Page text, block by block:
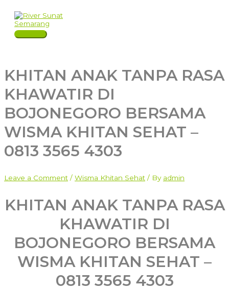
content
Main
KHITAN ANAK TANPA RASA
KHAWATIR DI
BOJONEGORO BERSAMA
WISMA KHITAN SEHAT –
0813 3565 4303
Leave a Comment / Wisma Khitan Sehat / By admin
KHITAN ANAK TANPA RASA
KHAWATIR DI
BOJONEGORO BERSAMA
WISMA KHITAN SEHAT –
0813 3565 4303